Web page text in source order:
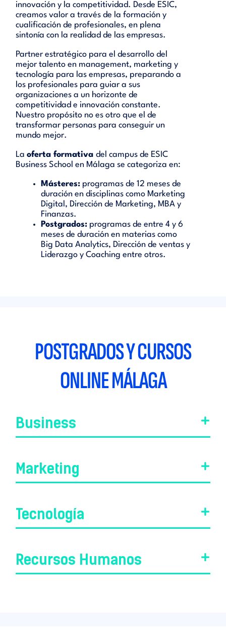
innovación y la competitividad. Desde ESIC,
creamos valor a través de la formación y
cualificación de profesionales, en plena
sintonía con la realidad de las empresas.
Partner estratégico para el desarrollo del
mejor talento en management, marketing y
tecnología para las empresas, preparando a
los profesionales para guiar a sus
organizaciones a un horizonte de
competitividad e innovación constante.
Nuestro propósito no es otro que el de
transformar personas para conseguir un
mundo mejor.
Laoferta formativadel campus de ESIC
Business School en Málaga se categoriza en:
Másteres: programas de 12 meses de
duración en disciplinas como Marketing
Digital, Dirección de Marketing, MBA y
Finanzas.
Postgrados: programas de entre 4 y 6
meses de duración en materias como
Big Data Analytics, Dirección de ventas y
Liderazgo y Coaching entre otros.
POSTGRADOS Y CURSOS
ONLINE MÁLAGA
Business
Marketing
Tecnología
Recursos Humanos